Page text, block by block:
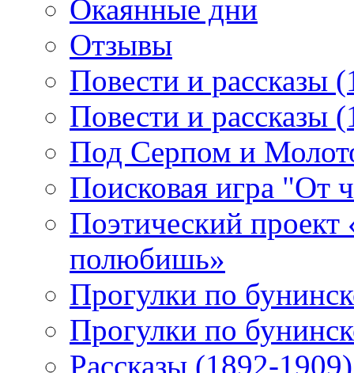
Окаянные дни
Отзывы
Повести и рассказы
Повести и рассказы
Под Серпом и
Поисковая игра "От
Поэтический
полюбишь»
Прогулки по
Прогулки по
Рассказы (1892-1909)